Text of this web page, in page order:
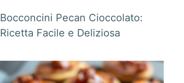
Bocconcini Pecan Cioccolato:
Ricetta Facile e Deliziosa